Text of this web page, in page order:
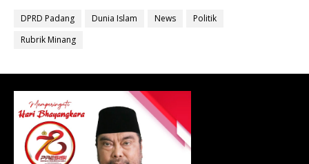
DPRD Padang Dunia Islam News
Politik
Rubrik Minang